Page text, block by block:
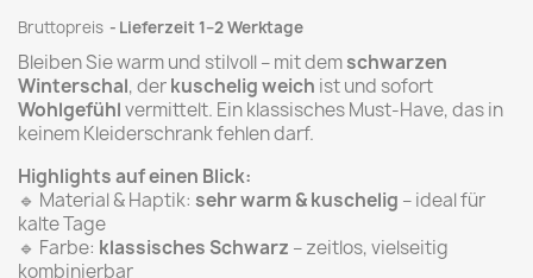
Bruttopreis Lieferzeit 1–2 Werktage
Bleiben Sie warm und stilvoll – mit demschwarzen
Winterschal, derkuschelig weich ist und sofort
Wohlgefühlvermittelt. Ein klassisches Must-Have, das in
keinem Kleiderschrank fehlen darf.
Highlights auf einen Blick:
🔹 Material & Haptik: sehr warm & kuschelig – ideal für
kalte Tage
🔹 Farbe: klassisches Schwarz – zeitlos, vielseitig
kombinierbar